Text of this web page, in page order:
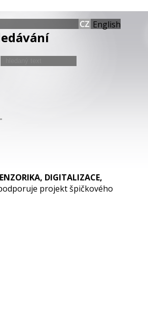
English
DIGITALIZACE,
projekt špičkového